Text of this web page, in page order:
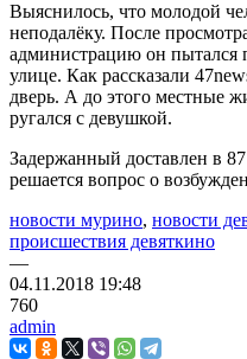
Выяснилось, что молодой
неподалёку. После
администрацию он пытался
улице. Как рассказали
дверь. А до этого местные
ругался с девушкой.
Задержанный доставлен в
решается вопрос о
новости мурино, новости
происшествия девяткино
—
04.11.2018 19:48
760
admin